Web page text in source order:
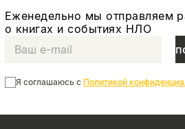
Еженедельно мы отправляем
о книгах и событиях НЛО
Я соглашаюсь с Политикой